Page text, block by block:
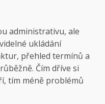
administrativu, ale
ukládání
přehled termínů a
Čím dříve si
tím méně problémů